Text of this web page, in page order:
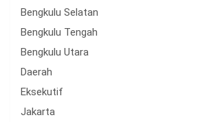
Bengkulu Selatan
Bengkulu Tengah
Bengkulu Utara
Daerah
Eksekutif
Jakarta